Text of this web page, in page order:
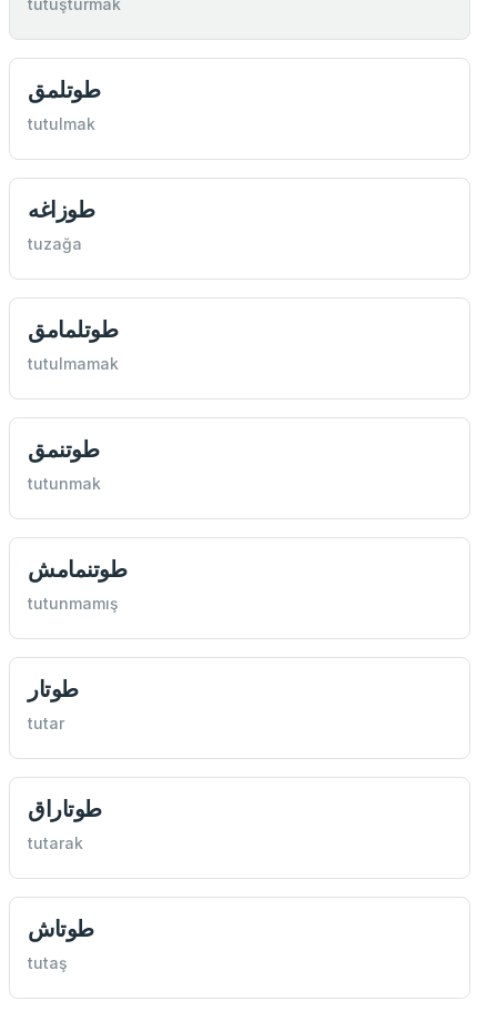
tutuşturmak
طوتلمق
tutulmak
طوزاغه
tuzağa
طوتلمامق
tutulmamak
طوتنمق
tutunmak
طوتنمامش
tutunmamış
طوتار
tutar
طوتاراق
tutarak
طوتاش
tutaş